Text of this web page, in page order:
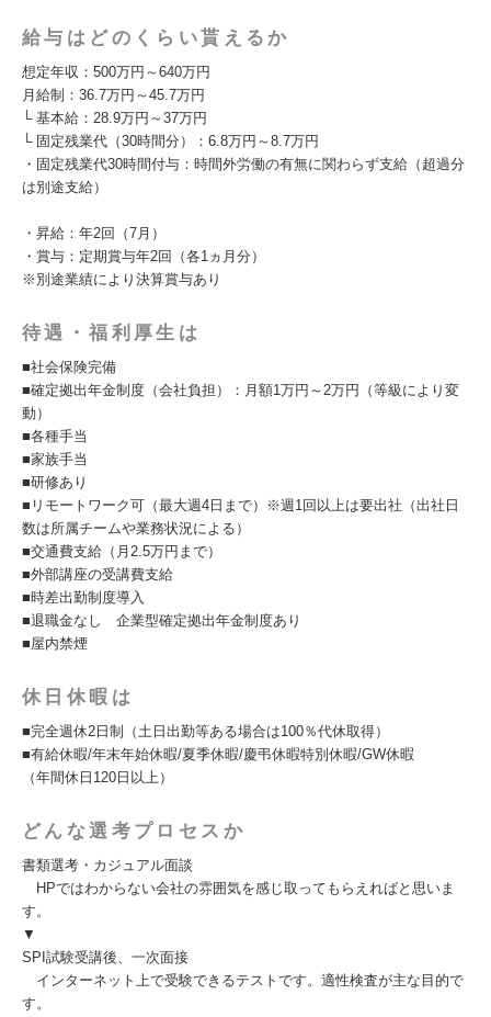
給与はどのくらい貰えるか
想定年収：500万円～640万円
月給制：36.7万円～45.7万円
└ 基本給：28.9万円～37万円
└ 固定残業代（30時間分）：6.8万円～8.7万円
・固定残業代30時間付与：時間外労働の有無に関わらず支給（超過分
は別途支給）
・昇給：年2回（7月）
・賞与：定期賞与年2回（各1ヵ月分）
※別途業績により決算賞与あり
待遇・福利厚生は
■社会保険完備
■確定拠出年金制度（会社負担）：月額1万円～2万円（等級により変
動）
■各種手当
■家族手当
■研修あり
■リモートワーク可（最大週4日まで）※週1回以上は要出社（出社日
数は所属チームや業務状況による）
■交通費支給（月2.5万円まで）
■外部講座の受講費支給
■時差出勤制度導入
■退職金なし 企業型確定拠出年金制度あり
■屋内禁煙
休日休暇は
■完全週休2日制（土日出勤等ある場合は100％代休取得）
■有給休暇/年末年始休暇/夏季休暇/慶弔休暇特別休暇/GW休暇
（年間休日120日以上）
どんな選考プロセスか
書類選考・カジュアル面談
HPではわからない会社の雰囲気を感じ取ってもらえればと思いま
す。
▼
SPI試験受講後、一次面接
インターネット上で受験できるテストです。適性検査が主な目的で
す。